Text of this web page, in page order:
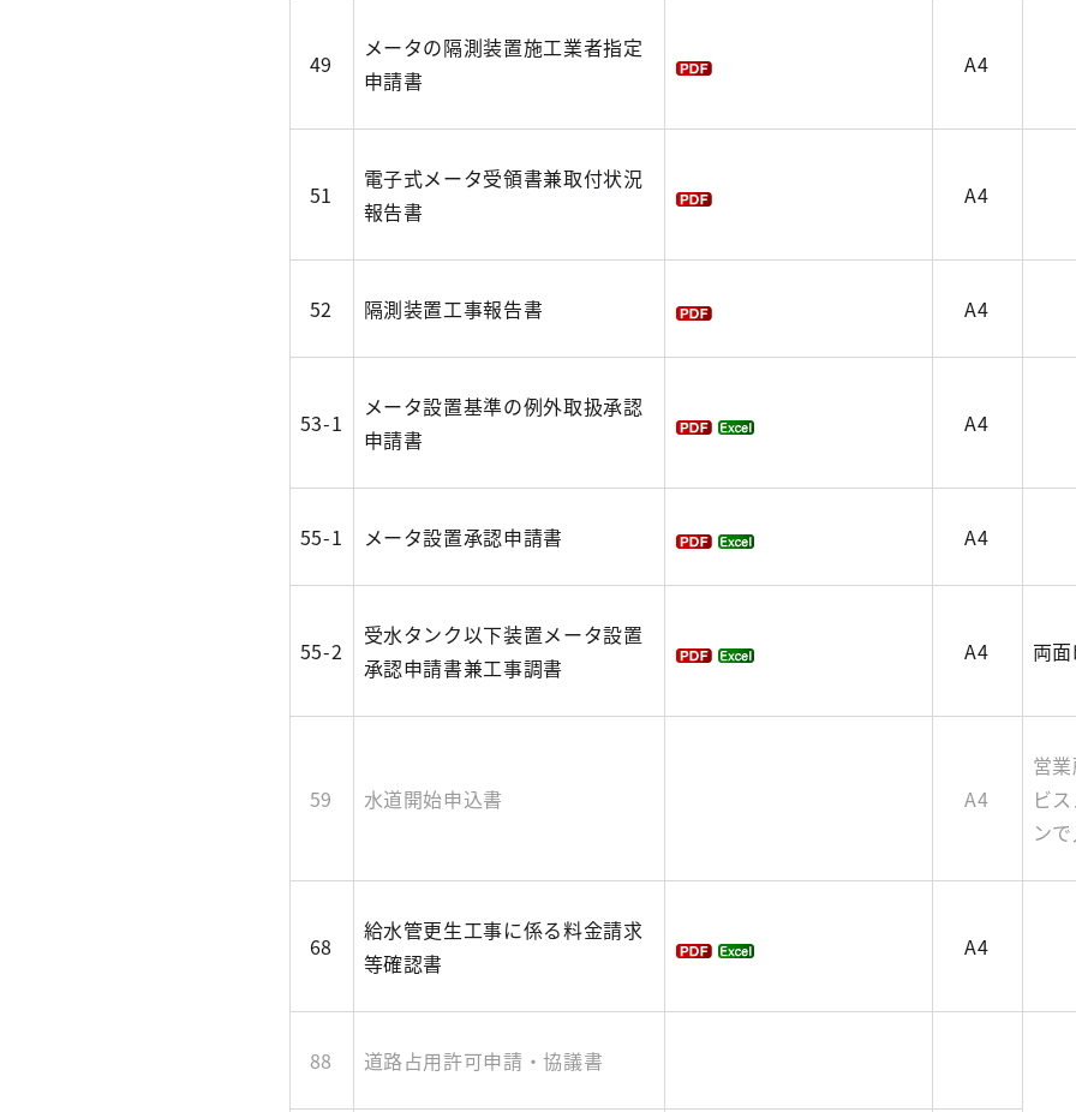
49
メータの隔測装置施工業者指定
申請書
A4
51
電子式メータ受領書兼取付状況
報告書
A4
52 隔測装置工事報告書 A4
53-1
メータ設置基準の例外取扱承認
申請書
A4
55-1 メータ設置承認申請書 A4
55-2
受水タンク以下装置メータ設置
承認申請書兼工事調書
A4 両
59 水道開始申込書 A4
営
ビ
ン
68
給水管更生工事に係る料金請求
等確認書
A4
88 道路占用許可申請・協議書